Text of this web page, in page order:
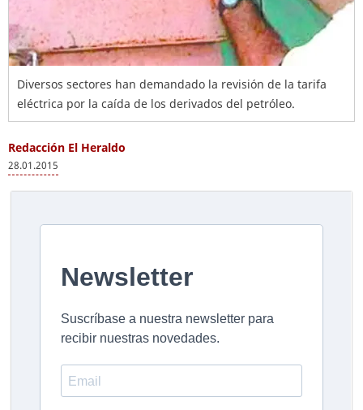
Diversos sectores han demandado la revisión de la tarifa
eléctrica por la caída de los derivados del petróleo.
Redacción El Heraldo
28.01.2015